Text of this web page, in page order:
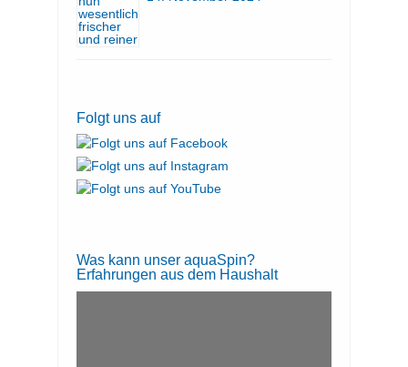
Folgt uns auf
Was kann unser aquaSpin?
Erfahrungen aus dem Haushalt